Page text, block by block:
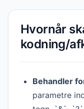
Hvornår
kodning/
Behandler
parametre